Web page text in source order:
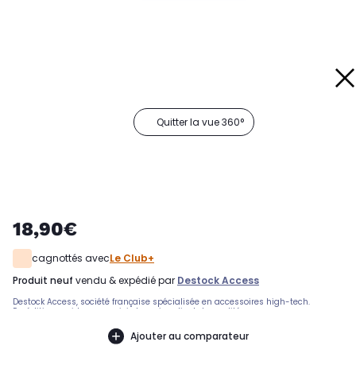
Quitter la vue 360°
18,90€
cagnottés avecLe Club+
produit neuf vendu & expédié par Destock Access
Destock Access, société française spécialisée en accessoires high-tech.
Expédition rapide avec suivi et service client de qualité.
Ajouter au comparateur